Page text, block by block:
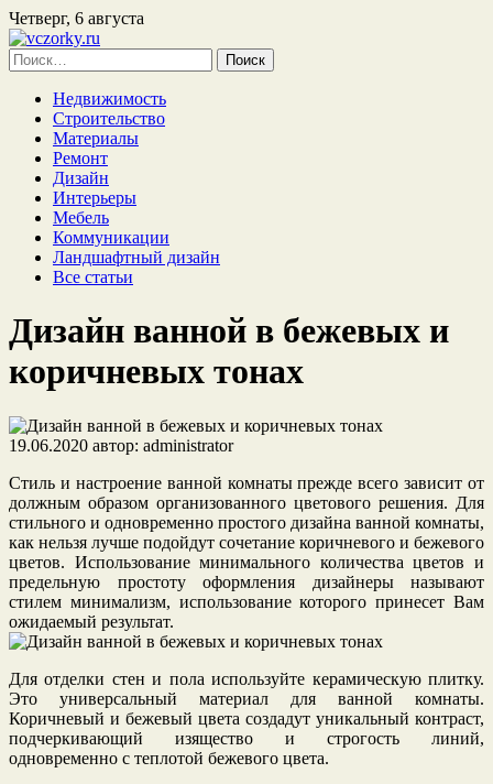
Четверг, 6 августа
Найти:
Недвижимость
Строительство
Материалы
Ремонт
Дизайн
Интерьеры
Мебель
Коммуникации
Ландшафтный дизайн
Все статьи
Дизайн ванной в бежевых и
коричневых тонах
19.06.2020 автор: administrator
Стиль и настроение ванной комнаты прежде всего зависит от
должным образом организованного цветового решения. Для
стильного и одновременно простого дизайна ванной комнаты,
как нельзя лучше подойдут сочетание коричневого и бежевого
цветов. Использование минимального количества цветов и
предельную простоту оформления дизайнеры называют
стилем минимализм, использование которого принесет Вам
ожидаемый результат.
Для отделки стен и пола используйте керамическую плитку.
Это универсальный материал для ванной комнаты.
Коричневый и бежевый цвета создадут уникальный контраст,
подчеркивающий изящество и строгость линий,
одновременно с теплотой бежевого цвета.